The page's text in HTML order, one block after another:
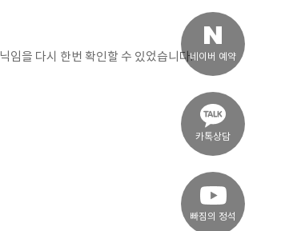
임을 다시 한번 확인할 수 있었습니다.네이버 예약
카톡상담
빠짐의 정석